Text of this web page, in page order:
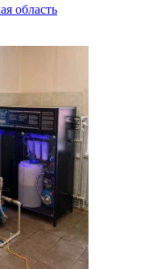
область